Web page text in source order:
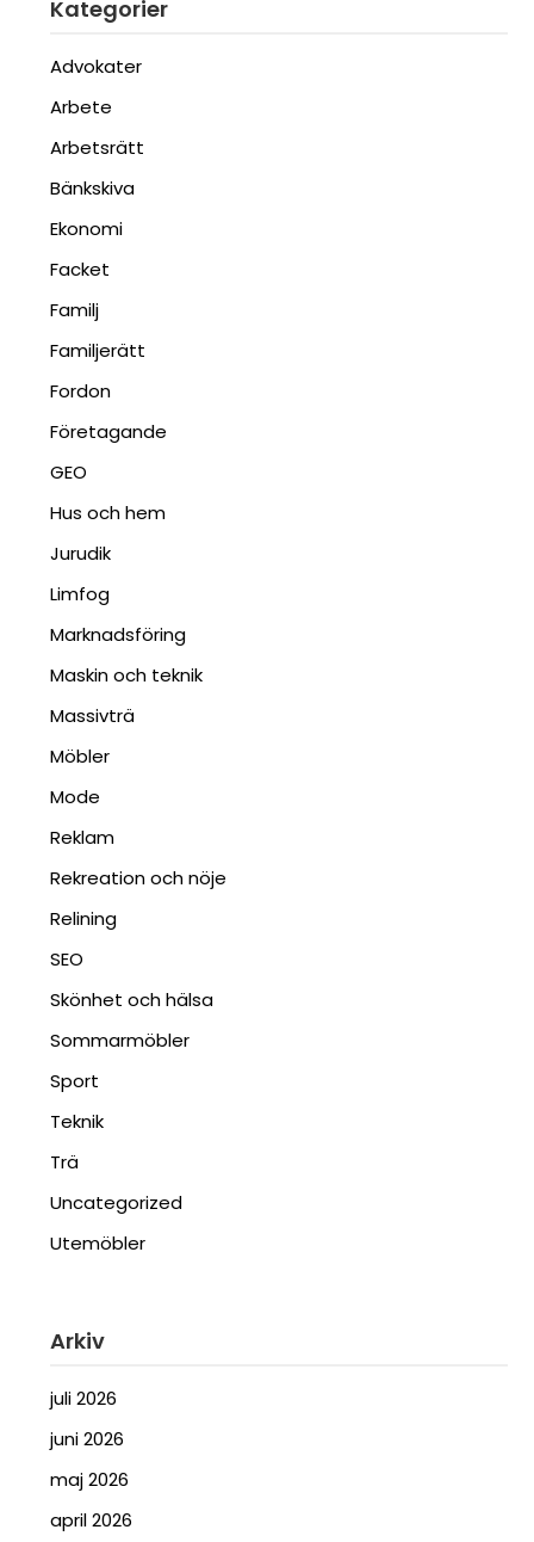
Kategorier
Advokater
Arbete
Arbetsrätt
Bänkskiva
Ekonomi
Facket
Familj
Familjerätt
Fordon
Företagande
GEO
Hus och hem
Jurudik
Limfog
Marknadsföring
Maskin och teknik
Massivträ
Möbler
Mode
Reklam
Rekreation och nöje
Relining
SEO
Skönhet och hälsa
Sommarmöbler
Sport
Teknik
Trä
Uncategorized
Utemöbler
Arkiv
juli 2026
juni 2026
maj 2026
april 2026